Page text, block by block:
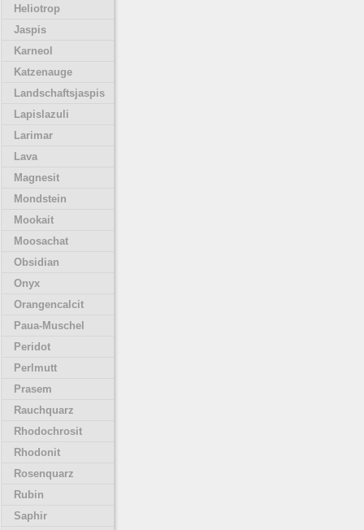
Heliotrop
Jaspis
Karneol
Katzenauge
Landschaftsjaspis
Lapislazuli
Larimar
Lava
Magnesit
Mondstein
Mookait
Moosachat
Obsidian
Onyx
Orangencalcit
Paua-Muschel
Peridot
Perlmutt
Prasem
Rauchquarz
Rhodochrosit
Rhodonit
Rosenquarz
Rubin
Saphir